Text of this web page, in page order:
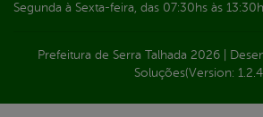
Segunda à Sexta-feira, das 07:30hs às
Prefeitura de Serra Talhada 2026
Soluções(Version: